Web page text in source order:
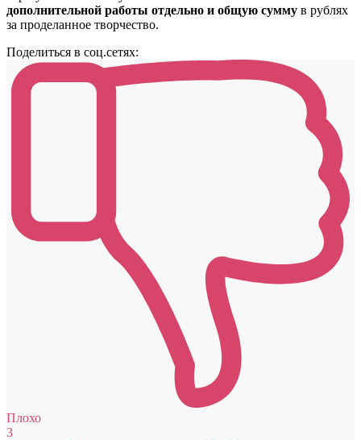
дополнительной работы отдельно и общую сумму в рублях
за проделанное творчество.
Поделиться в соц.сетях:
Плохо
3